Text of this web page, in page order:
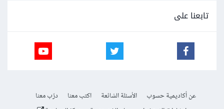
تابعنا على
عن أكاديمية حسوب الأسئلة الشائعة اكتب معنا
درّب معنا